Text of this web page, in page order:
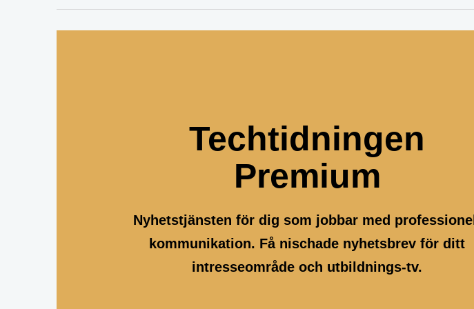
Techtidningen
Premium
Nyhetstjänsten för dig som jobbar med professionell
kommunikation. Få nischade nyhetsbrev för ditt
intresseområde och utbildnings-tv.